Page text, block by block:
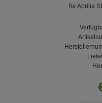
für Aprilia